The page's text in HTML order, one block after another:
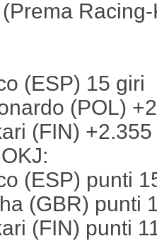
(ESP) 15 giri
(POL)
(FIN) +2.355
(ESP) punti
(GBR) punti
(FIN) punti